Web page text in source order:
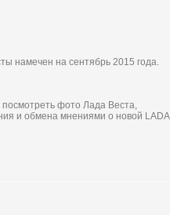
намечен на сентябрь 2015 года.
посмотреть фото Лада Веста,
и обмена мнениями о новой LADA